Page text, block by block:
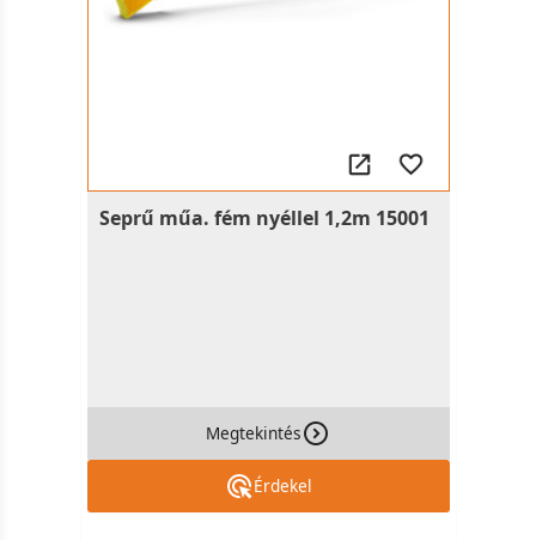
Seprű műa. fém nyéllel 1,2m 15001
Megtekintés
Érdekel